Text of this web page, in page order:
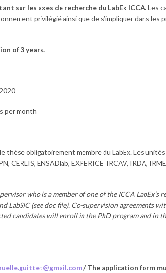
sur les axes de recherche du LabEx ICCA.Les
privilégié ainsi que de s’impliquer dans les
of 3 years.
per month
thèse obligatoirement membre du LabEx. Les
CERLIS, ENSADlab, EXPERICE, IRCAV, IRDA,
who is a member of one of the ICCA LabEx’s
LabSIC (see doc file). Co-supervision agreements
candidates will enroll in the PhD program and in
/ The application form